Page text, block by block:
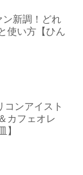
ン新調！どれ
使い方【ひん
コンアイスト
カフェオレ
】